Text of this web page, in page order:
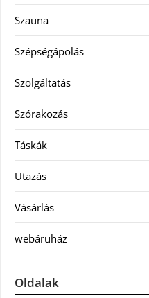
Szauna
Szépségápolás
Szolgáltatás
Szórakozás
Táskák
Utazás
Vásárlás
webáruház
Oldalak